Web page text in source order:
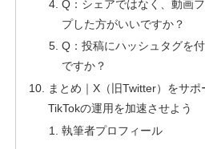
Q：シェアではなく、動画
プした方がいいですか？
Q：投稿にハッシュタグを
ですか？
まとめ｜X（旧Twitter）をサ
TikTokの運用を加速させよう
執筆者プロフィール